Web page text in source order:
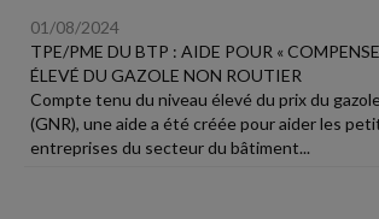
01/08/2024
TPE/PME DU BTP : AIDE POUR «
ÉLEVÉ DU GAZOLE NON ROUTIER
Compte tenu du niveau élevé du prix du
(GNR), une aide a été créée pour aider les
entreprises du secteur du bâtiment...